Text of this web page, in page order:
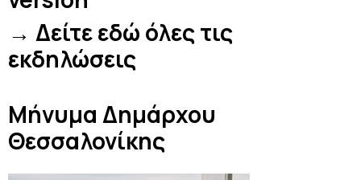
→ Δείτε εδώ όλες τις
εκδηλώσεις
Μήνυμα Δημάρχου
Θεσσαλονίκης